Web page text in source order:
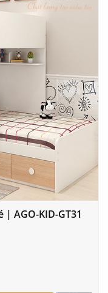
AGO-KID-GT31